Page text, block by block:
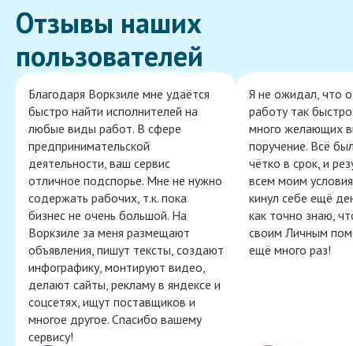
Отзывы наших
пользователей
Благодаря Воркзиле мне удаётся
быстро найти исполнителей на
любые виды работ. В сфере
предпринимательской
деятельности, ваш сервис
отличное подспорье. Мне не нужно
содержать рабочих, т.к. пока
бизнес не очень большой. На
Воркзиле за меня размещают
объявления, пишут тексты, создают
инфографику, монтируют видео,
делают сайты, рекламу в яндексе и
соцсетях, ищут поставщиков и
многое другое. Спасибо вашему
сервису!
Я не ожидал, что
работу так
много желающих
поручение. Всё
чётко в срок, и
всем моим
кинул себе ещё
как точно знаю,
своим Личным
ещё много раз!